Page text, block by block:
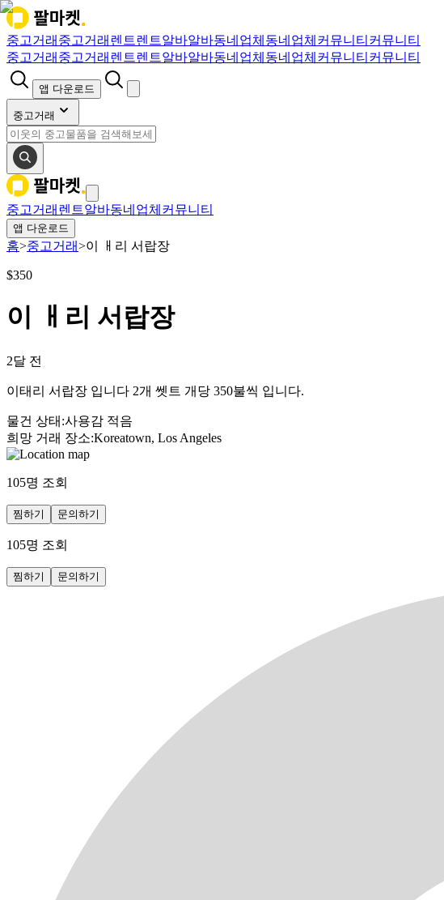
중고거래 중고거래 렌트렌트알바알바동네업체 동네업체 커뮤니티 커뮤니티
중고거래 중고거래 렌트렌트알바알바동네업체 동네업체 커뮤니티 커뮤니티
앱 다운로드
중고거래
중고거래 렌트알바동네업체 커뮤니티
앱 다운로드
홈>중고거래>이 ㅐ리 서랍장
$350
이 ㅐ리 서랍장
2달 전
이태리 서랍장 입니다 2개 쎗트 개당 350불씩 입니다.
물건 상태 :사용감 적음
희망 거래 장소:Koreatown, Los Angeles
105명 조회
찜하기 문의하기
105명 조회
찜하기 문의하기